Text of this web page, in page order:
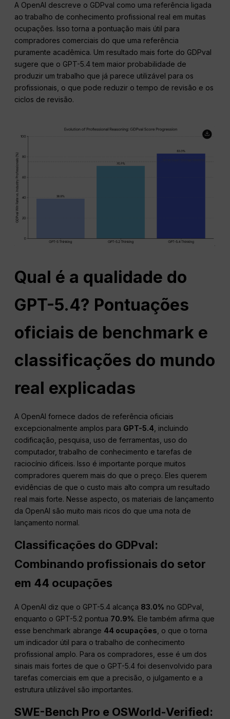
A OpenAI descreve o GDPval como uma referência ligada
ao trabalho de conhecimento profissional real em muitas
ocupações. Isso torna a pontuação mais útil para
compradores comerciais do que uma referência
puramente acadêmica. Um resultado mais forte do GDPval
sugere que o GPT-5.4 tem maior probabilidade de
produzir um trabalho que já parece utilizável para os
profissionais, o que pode reduzir o tempo de revisão e os
ciclos de revisão.
Qual é a qualidade do
GPT-5.4? Pontuações
oficiais de benchmark e
classificações do mundo
real explicadas
A OpenAI fornece dados de referência oficiais
excepcionalmente amplos para GPT-5.4 , incluindo
codificação, pesquisa, uso de ferramentas, uso do
computador, trabalho de conhecimento e tarefas de
raciocínio difíceis. Isso é importante porque muitos
compradores querem mais do que o preço. Eles querem
evidências de que o custo mais alto compra um resultado
real mais forte. Nesse aspecto, os materiais de lançamento
da OpenAI são muito mais ricos do que uma nota de
lançamento normal.
Classificações do GDPval:
Combinando profissionais do setor
em 44 ocupações
A OpenAI diz que o GPT-5.4 alcança 83.0% no GDPval,
enquanto o GPT-5.2 pontua 70.9%. Ele também afirma que
esse benchmark abrange 44 ocupações , o que o torna
um indicador útil para o trabalho de conhecimento
profissional amplo. Para os compradores, esse é um dos
sinais mais fortes de que o GPT-5.4 foi desenvolvido para
tarefas comerciais em que a precisão, o julgamento e a
estrutura utilizável são importantes.
SWE-Bench Pro e OSWorld-Verified: